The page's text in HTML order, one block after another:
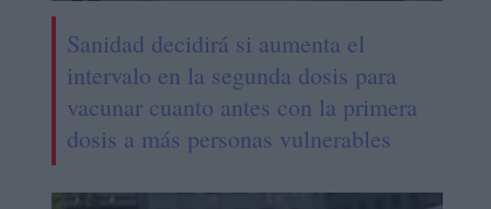
Sanidad decidirá si aumenta el
intervalo en la segunda dosis para
vacunar cuanto antes con la primera
dosis a más personas vulnerables